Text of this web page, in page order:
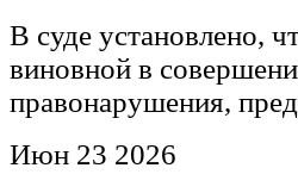
В суде установлено,
виновной в
правонарушения,
Июн 23 2026